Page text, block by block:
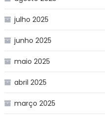
julho 2025
junho 2025
maio 2025
abril 2025
março 2025